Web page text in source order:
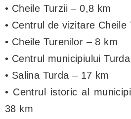
• Cheile Turzii – 0,8 km
• Centrul de vizitare Cheile
• Cheile Turenilor – 8 km
• Centrul municipiului
• Salina Turda – 17 km
• Centrul istoric al
38 km